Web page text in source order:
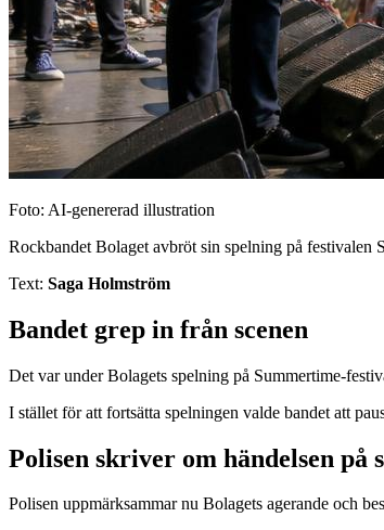
Foto: AI-genererad illustration
Rockbandet Bolaget avbröt sin spelning på festivalen
Text: Saga Holmström
Bandet grep in från scenen
Det var under Bolagets spelning på Summertime-
I stället för att fortsätta spelningen valde bandet att
Polisen skriver om händelsen på
Polisen uppmärksammar nu Bolagets agerande och